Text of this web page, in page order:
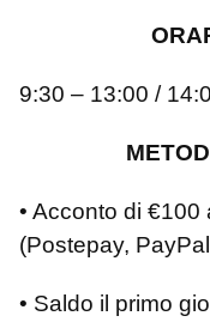
9:30 – 13:00 /
• Acconto di €100
(Postepay,
• Saldo il primo